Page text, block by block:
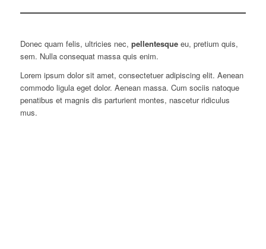
Donec quam felis, ultricies nec, pellentesqueeu, pretium quis,
sem. Nulla consequat massa quis enim.
Lorem ipsum dolor sit amet, consectetuer adipiscing elit. Aenean
commodo ligula eget dolor. Aenean massa. Cum sociis natoque
penatibus et magnis dis parturient montes, nascetur ridiculus
mus.